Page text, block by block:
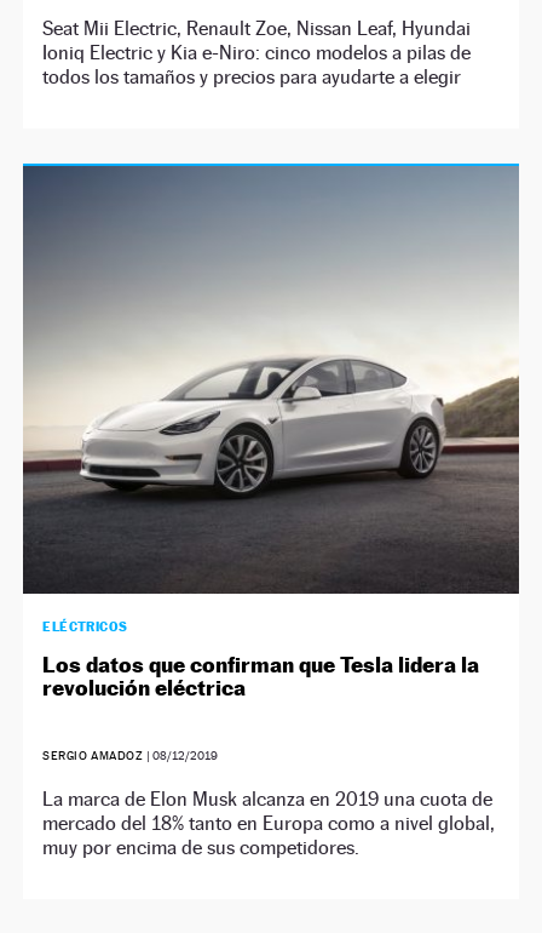
Seat Mii Electric, Renault Zoe, Nissan Leaf, Hyundai
Ioniq Electric y Kia e-Niro: cinco modelos a pilas de
todos los tamaños y precios para ayudarte a elegir
ELÉCTRICOS
Los datos que confirman que Tesla lidera la
revolución eléctrica
SERGIO AMADOZ | 08/12/2019
La marca de Elon Musk alcanza en 2019 una cuota de
mercado del 18% tanto en Europa como a nivel global,
muy por encima de sus competidores.